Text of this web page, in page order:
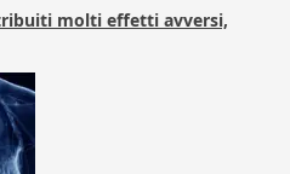
molti effetti avversi,